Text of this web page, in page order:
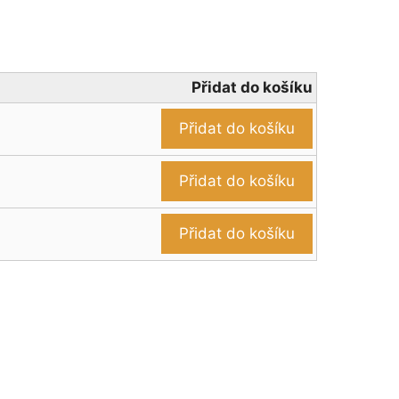
Přidat do košíku
Přidat do košíku
Přidat do košíku
Přidat do košíku